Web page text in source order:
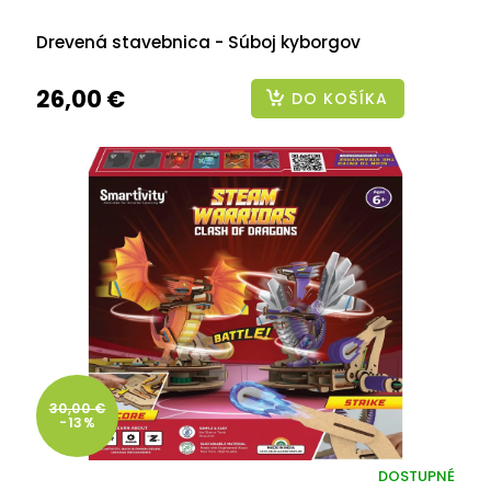
Drevená stavebnica - Súboj kyborgov
26,00 € DO KOŠÍKA
30,00 €
-13%
DOSTUPNÉ